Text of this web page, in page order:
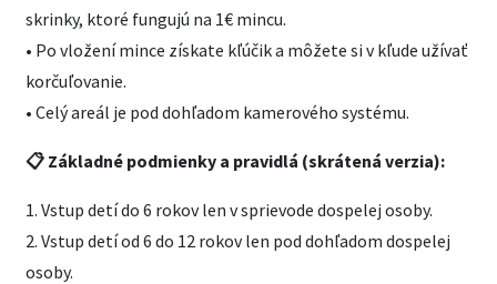
skrinky, ktoré fungujú na 1€ mincu.
• Po vložení mince získate kľúčik a môžete si v kľude užívať
korčuľovanie.
• Celý areál je pod dohľadom kamerového systému.
📋 Základné podmienky a pravidlá (skrátená verzia):
1. Vstup detí do 6 rokov len v sprievode dospelej osoby.
2. Vstup detí od 6 do 12 rokov len pod dohľadom dospelej
osoby.